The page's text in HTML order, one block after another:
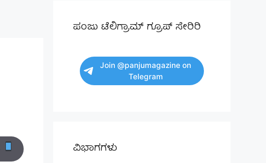
ಪಂಜು ಟೆಲಿಗ್ರಾಮ್ ಗ್ರೂಪ್ ಸೇರಿರಿ
Join @panjumagazine on
Telegram
ವಿಭಾಗಗಳು